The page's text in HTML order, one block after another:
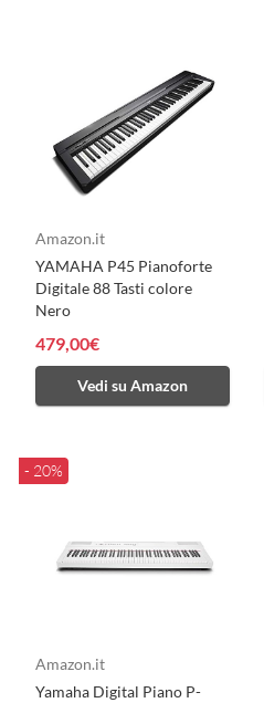
Amazon.it
YAMAHA P45 Pianoforte
Digitale 88 Tasti colore
Nero
479,00€
Vedi su Amazon
- 20%
Amazon.it
Yamaha Digital Piano P-